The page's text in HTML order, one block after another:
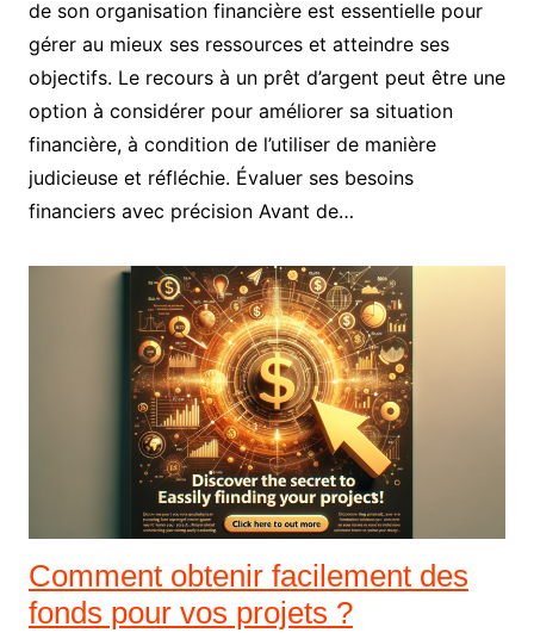
de son organisation financière est essentielle pour
gérer au mieux ses ressources et atteindre ses
objectifs. Le recours à un prêt d’argent peut être une
option à considérer pour améliorer sa situation
financière, à condition de l’utiliser de manière
judicieuse et réfléchie. Évaluer ses besoins
financiers avec précision Avant de…
Comment obtenir facilement des
fonds pour vos projets ?